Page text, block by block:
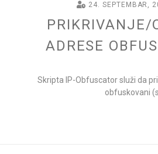
24. SEPTEMBAR,
PRIKRIVANJE/
ADRESE
Skripta IP-Obfuscator služi da
obfuskovani